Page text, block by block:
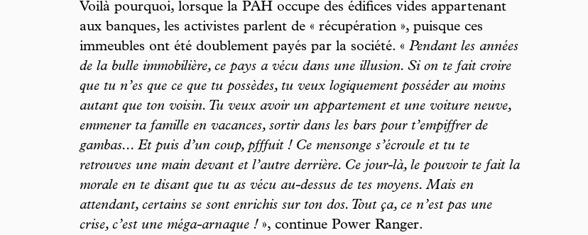
Voilà pourquoi, lorsque la PAH occupe des édifices vides appartenant
aux banques, les activistes parlent de « récupération », puisque ces
immeubles ont été doublement payés par la société. « Pendant les années
de la bulle immobilière, ce pays a vécu dans une illusion. Si on te fait croire
que tu n’es que ce que tu possèdes, tu veux logiquement posséder au moins
autant que ton voisin. Tu veux avoir un appartement et une voiture neuve,
emmener ta famille en vacances, sortir dans les bars pour t’empiffrer de
gambas... Et puis d’un coup, pfffuit ! Ce mensonge s’écroule et tu te
retrouves une main devant et l’autre derrière. Ce jour-là, le pouvoir te fait la
morale en te disant que tu as vécu au-dessus de tes moyens. Mais en
attendant, certains se sont enrichis sur ton dos. Tout ça, ce n’est pas une
crise, c’est une méga-arnaque ! », continue Power Ranger.